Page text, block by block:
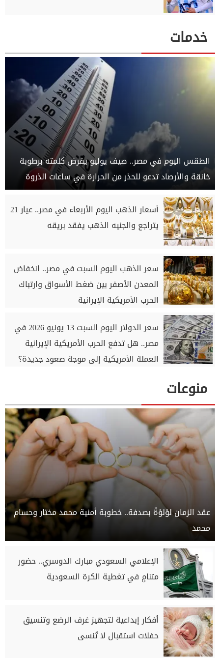
خدمات
الطقس اليوم في مصر.. صيف يوليو يفرض كلمته برطوبة
خانقة والأرصاد تدعو للحذر من الحرارة في ساعات الذروة
أسعار الذهب اليوم الأربعاء في مصر.. عيار 21
يتراجع والجنيه الذهب يفقد بريقه
سعر الذهب اليوم السبت في مصر.. انخفاض
المعدن الأصفر بين ضغط الأسواق وارتباك
الحرب الأمريكية الإيرانية
سعر الدولار اليوم السبت 13 يونيو 2026 في
مصر.. هل تدفع الحرب الأمريكية الإيرانية
العملة الأمريكية إلى موجة صعود جديدة؟
منوعات
عقد الزمان لؤلؤةً بصدفة.. خطوبة أمنية محمد مختار وحسام
محمد
الإعلامي السعودي مبارك الدوسري.. حضور
متنامٍ في تغطية الكرة السعودية
أفكار إبداعية لتجهيز غرف الرضع وتنسيق
حفلات استقبال لا تُنسى